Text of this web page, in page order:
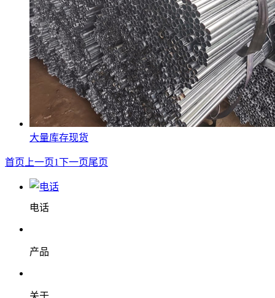
大量库存现货
首页 上一页1下一页尾页
电话
产品
关于